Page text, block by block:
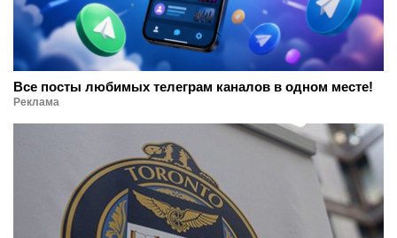
Все посты любимых телеграм каналов в одном месте!
Реклама